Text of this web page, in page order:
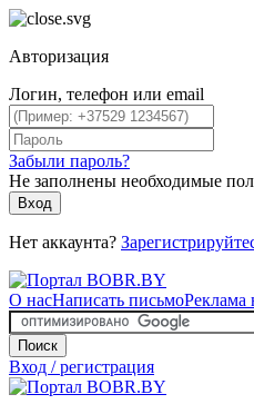
Авторизация
Логин, телефон или email
Забыли пароль?
Не заполнены необходимые
Вход
Нет аккаунта?
О насНаписать письмоРеклама
Поиск
Вход / регистрация